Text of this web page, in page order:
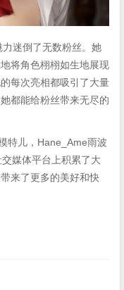
迷倒了无数粉丝。她
将角色栩栩如生地展现
每次亮相都吸引了大量
都能给粉丝带来无尽的
特儿，Hane_Ame雨波
媒体平台上积累了大
来了更多的美好和快